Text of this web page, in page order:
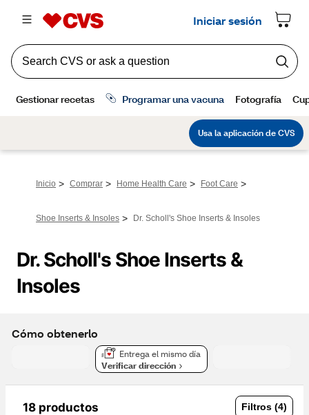
Inicio > Comprar > Home Health Care > Foot Care >
Shoe Inserts & Insoles > Dr. Scholl's Shoe Inserts & Insoles
Dr. Scholl's Shoe Inserts &
Insoles
Cómo obtenerlo
Entrega el mismo día
Verificar dirección
18 productos Filtros (4)